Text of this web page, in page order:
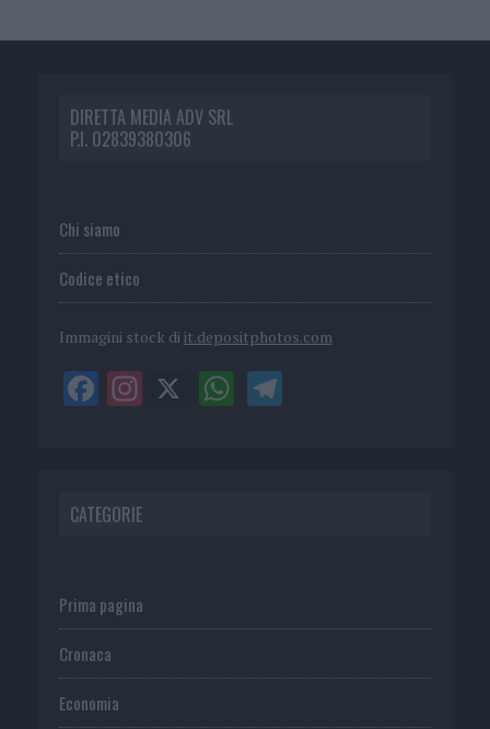
DIRETTA MEDIA ADV SRL
P.I. 02839380306
Chi siamo
Codice etico
Immagini stock di it.depositphotos.com
CATEGORIE
Prima pagina
Cronaca
Economia